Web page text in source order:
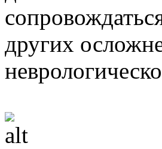
других